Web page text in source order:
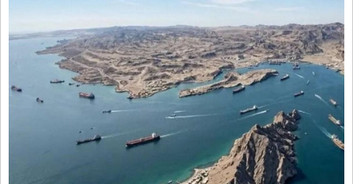
Diarios de Argentina
Diarios del Mundo
Directivos
Ecología y Ambiente